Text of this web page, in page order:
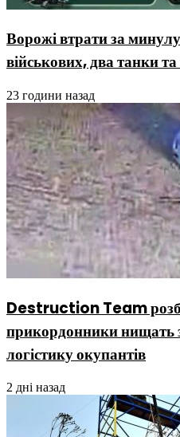
Ворожі втрати за
військових, два танки
23 години назад
Destruction Team
прикордонники нищать
логістику окупантів
2 дні назад